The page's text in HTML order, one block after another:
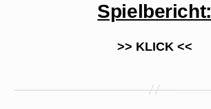
Spielbericht:
>> KLICK <<